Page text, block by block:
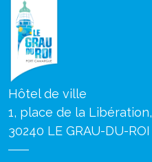
Hôtel de ville
1, place de la Libération,
30240 LE GRAU-DU-ROI